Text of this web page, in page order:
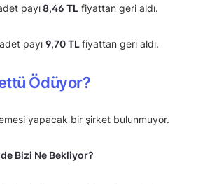
payı8,46 TL fiyattan geri aldı.
payı 9,70 TLfiyattan geri aldı.
Ödüyor?
yapacak bir şirket bulunmuyor.
Bizi Ne Bekliyor?